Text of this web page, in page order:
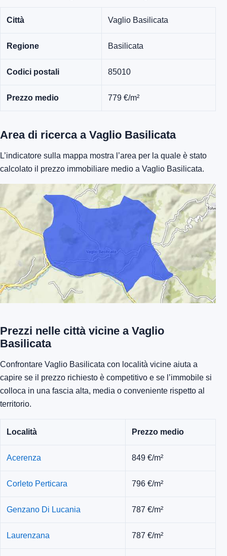
Città Vaglio Basilicata
Regione Basilicata
Codici postali 85010
Prezzo medio 779 €/m²
Area di ricerca a Vaglio Basilicata
L’indicatore sulla mappa mostra l’area per la quale è stato
calcolato il prezzo immobiliare medio a Vaglio Basilicata.
Prezzi nelle città vicine a Vaglio
Basilicata
Confrontare Vaglio Basilicata con località vicine aiuta a
capire se il prezzo richiesto è competitivo e se l’immobile si
colloca in una fascia alta, media o conveniente rispetto al
territorio.
Località Prezzo medio
Acerenza 849 €/m²
Corleto Perticara 796 €/m²
Genzano Di Lucania 787 €/m²
Laurenzana 787 €/m²